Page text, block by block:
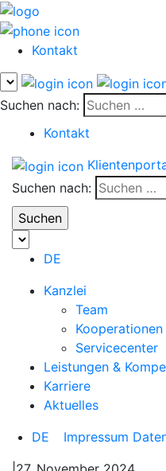
Kontakt
Suchen nach:
Kontakt
Suchen nach:
DE
Kanzlei
Team
Kooperationen
Servicecenter
Leistungen &
Karriere
Aktuelles
DE
Impressum